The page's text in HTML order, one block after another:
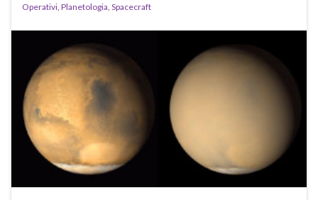
Operativi Planetologia Spacecraft